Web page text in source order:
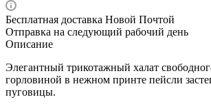
Бесплатная доставка Новой Почтой
Отправка на следующий рабочий день
Описание
Элегантный трикотажный халат
горловиной в нежном принте пейсли
пуговицы.